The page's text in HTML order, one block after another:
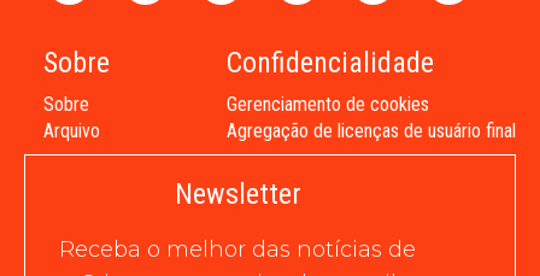
Sobre
Sobre
Arquivo
Confidencialidade
Gerenciamento de cookies
Agregação de licenças de usuário final
Newsletter
Receba o melhor das notícias de